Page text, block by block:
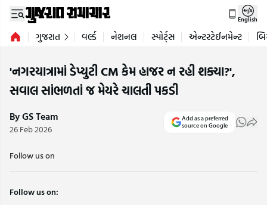
English
ગુજરાત વર્લ્ડ નેશનલ સ્પોર્ટ્સ એન્ટરટેઈનમેન્ટ
'નગરયાત્રામાં ડેપ્યુટી CM કેમ હાજર ન રહી શક્યા?',
સવાલ સાંભળતાં જ મેયરે ચાલતી પકડી
By GS Team
26 Feb 2026
Add as a preferred
source on Google
Follow us on
Follow us on: